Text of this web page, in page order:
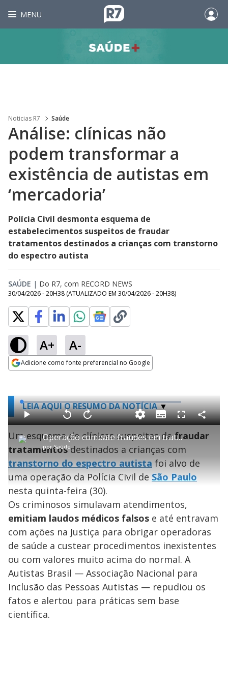
MENU
Noticias R7 Saúde
Análise: clínicas não
podem transformar a
existência de autistas em
‘mercadoria’
Polícia Civil desmonta esquema de
estabelecimentos suspeitos de fraudar
tratamentos destinados a crianças com transtorno
do espectro autista
SAÚDE | Do R7, com RECORD NEWS
30/04/2026 - 20H38 (ATUALIZADO EM 30/04/2026 - 20H38)
A+ A-
Adicione como fonte preferencial no Google
LEIA AQUI O RESUMO DA NOTÍCIA
P
l
a
y
V
i
Operação combate fraudes em tratamentos de crianças autistas
porSaúde
P
a
y
V
t
a
r
1
s
e
g
u
d
o
A
a
n
a
r
0
s
n
d
s
L
o
a
d
e
:
1
.
0
3
S
u
b
i
l
e
F
l
l
c
r
e
n
C
o
p
Um esquema de clínicas suspeitas defraudar
tratamentosdestinados a crianças com
transtorno do espectro autistafoi alvo de
uma operação da Polícia Civil deSão Paulo
nesta quinta-feira (30).
Os criminosos simulavam atendimentos,
emitiam laudos médicos falsos e até entravam
com ações na Justiça para obrigar operadoras
de saúde a custear procedimentos inexistentes
ou com valores muito acima do normal. A
Autistas Brasil — Associação Nacional para
Inclusão das Pessoas Autistas — repudiou os
fatos e alertou para práticas sem base
científica.